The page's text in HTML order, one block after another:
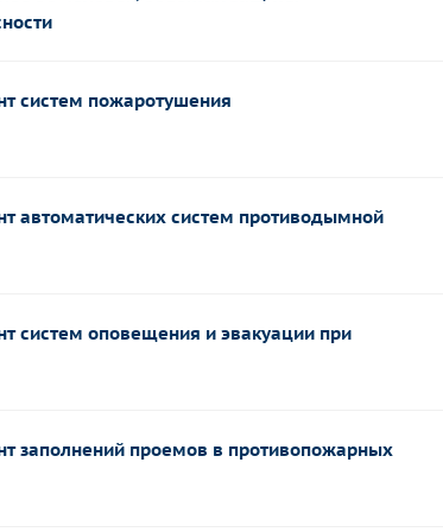
систем пожаротушения
автоматических систем противодымной
систем оповещения и эвакуации при
заполнений проемов в противопожарных